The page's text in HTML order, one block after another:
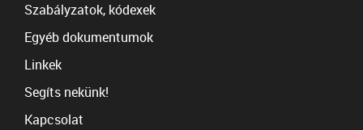
Szabályzatok, kódexek
Egyéb dokumentumok
Linkek
Segíts nekünk!
Kapcsolat